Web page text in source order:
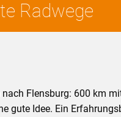
Radwege
Flensburg: 600 km
gute Idee. Ein